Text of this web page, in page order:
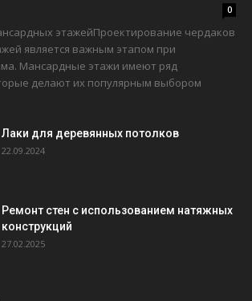
0
этажейПроектирование чердаков
является важным этапом при
Мансардные этажи имеют ряд
делают их популярным выбором
Лаки для деревянных потолков
22.09.2024
Ремонт стен с использованием натяжных
конструкций
27.02.2025